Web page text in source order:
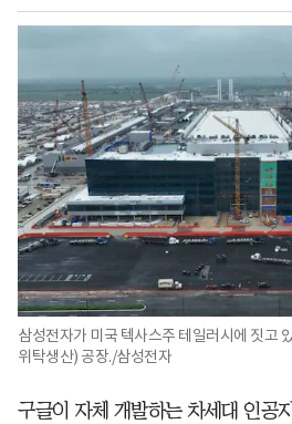
삼성전자가 미국 텍사스주 테일러시에 짓고
위탁생산) 공장./삼성전자
구글이 자체 개발하는 차세대 인공